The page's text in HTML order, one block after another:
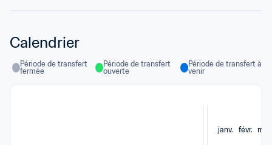
Calendrier
Période de transfert
fermée
Période de transfert
ouverte
Période de transfert à
venir
janv. févr.